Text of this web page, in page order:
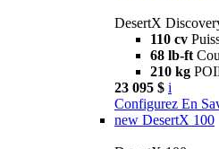
DesertX
110 cv
68 lb-ft
210 kg
23 095 $ i
Configurez En
new DesertX 100